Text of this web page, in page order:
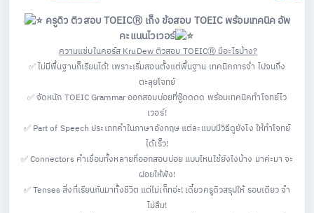
ครูดิวติวสอบ TOEICⓇ เก็ง ข้อสอบ TOEIC พร้อมเทคนิค อัพ
คะแนนไวเวอร์
ความแซ่บในคอร์ส KruDew ติวสอบ TOEICⓇ มีอะไรบ้าง?
✅ ไม่มีพื้นฐานก็เรียนได้! เพราะเริ่มสอนตั้งแต่พื้นฐาน เทคนิคการจำ ไปจนถึง
ตะลุยโจทย์
✅ จัดหนัก TOEIC Grammar ออกสอบบ่อยที่ซู๊ดดดด พร้อมเทคนิคทำโจทย์ไว
เวอร์!
✅ Part of Speech ประเภทคำในภาษาอังกฤษ แต่ละแบบมีวิธีดูยังไง ให้ทำโจทย์
ได้เร็ว!
✅ Connectors คำเชื่อมทั้งหลายที่ออกสอบบ่อย แบบไหนใช้ยังไงบ้าง มาค่ะมา จะ
ฝอยให้ฟัง!
✅ Tenses สิ่งที่เรียนกันมาทั้งชีวิต แต่ไม่เก็ทอ่ะ! เดี๋ยวครูดิวสรุปให้ รอบเดียว จำ
ไม่ลืม!